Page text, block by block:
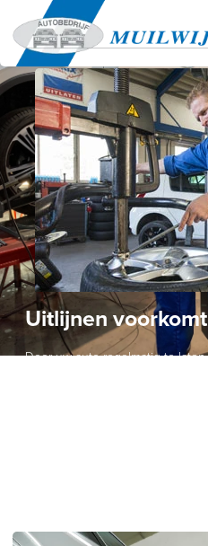
Uitlijnen
Uitlijnen
Door uw auto regelmatig te